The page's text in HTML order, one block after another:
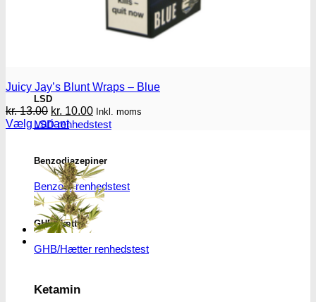
Heroin renhedstest
LSD
LSD renhedstest
Benzodiazepiner
Benzoer renhedstest
GHB/Hætter
GHB/Hætter renhedstest
Ketamin
Juicy Jay’s Blunt Wraps – Blue
kr.13.00 Den
oprindelige
kr. 13.00.
kr. 10.00Den
aktuelle
kr. 10.00.
Inkl. moms
Vælg variant
varianter.
Mulighederne
vælges
varesiden